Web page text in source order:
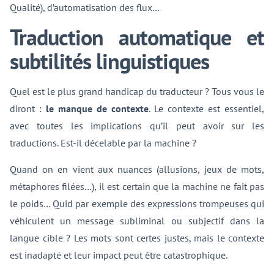
Qualité), d’automatisation des flux…
Traduction automatique et
subtilités linguistiques
Quel est le plus grand handicap du traducteur ? Tous vous le
diront : le manque de contexte. Le contexte est essentiel,
avec toutes les implications qu’il peut avoir sur les
traductions. Est-il décelable par la machine ?
Quand on en vient aux nuances (allusions, jeux de mots,
métaphores filées…), il est certain que la machine ne fait pas
le poids… Quid par exemple des expressions trompeuses qui
véhiculent un message subliminal ou subjectif dans la
langue cible ? Les mots sont certes justes, mais le contexte
est inadapté et leur impact peut être catastrophique.